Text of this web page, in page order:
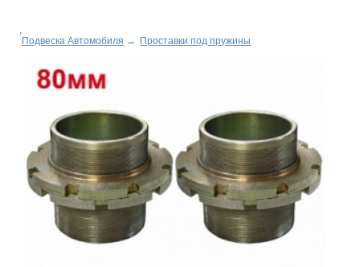
Подвеска Автомобиля → Проставки под пружины